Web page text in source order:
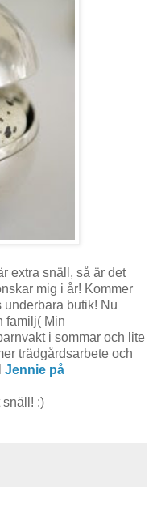
extra snäll, så är det
mig i år! Kommer
underbara butik! Nu
familj( Min
i sommar och lite
trädgårdsarbete och
Jennie på
snäll! :)